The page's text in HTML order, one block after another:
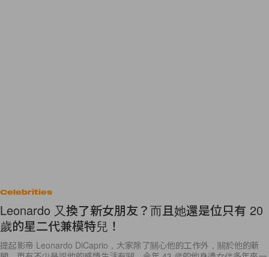
Celebrities
Leonardo 又換了新女朋友？而且她還是位只有 20
歲的星二代兼模特兒！
提起影帝 Leonardo DiCaprio，大家除了關心他的工作外，關於他的新